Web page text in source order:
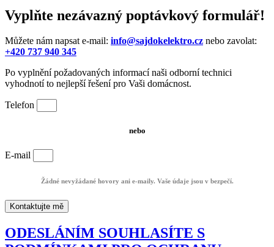
Vyplňte nezávazný poptávkový formulář!
Můžete nám napsat e-mail: info@sajdokelektro.cz nebo zavolat:
+420 737 940 345
Po vyplnění požadovaných informací naši odborní technici
vyhodnotí to nejlepší řešení pro Vaši domácnost.
Telefon
nebo
E-mail
Žádné nevyžádané hovory ani e-maily. Vaše údaje jsou v bezpečí.
Kontaktujte mě
ODESLÁNÍM SOUHLASÍTE S